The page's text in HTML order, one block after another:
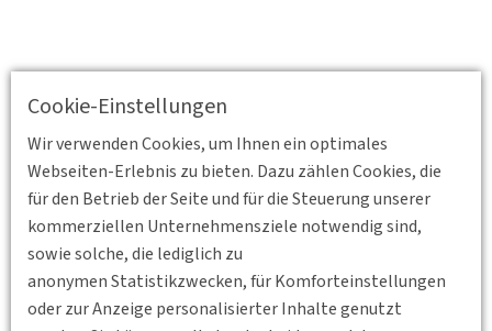
Cookie-Einstellungen
Wir verwenden Cookies, um Ihnen ein optimales
Webseiten-Erlebnis zu bieten. Dazu zählen Cookies, die
für den Betrieb der Seite und für die Steuerung unserer
kommerziellen Unternehmensziele notwendig sind,
sowie solche, die lediglich zu
anonymen Statistikzwecken, für Komforteinstellungen
oder zur Anzeige personalisierter Inhalte genutzt